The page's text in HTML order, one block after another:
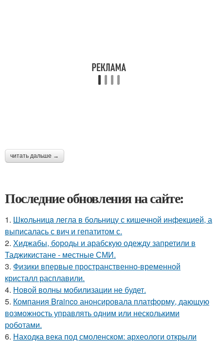
читать дальше →
Последние обновления на сайте:
1. Шкoльницa легла в больницу с кишечной инфекцией, а
выписалась с вич и гепатитом с.
2. Хиджабы, бороды и арабскую одежду запретили в
Таджикистане - местные СМИ.
3. Физики впервые пространственно-временной
кристалл расплавили.
4. Новой волны мобилизации не будет.
5. Компания Brainco анонсировала платформу, дающую
возможность управлять одним или несколькими
роботами.
6. Находка века под смоленском: археологи открыли